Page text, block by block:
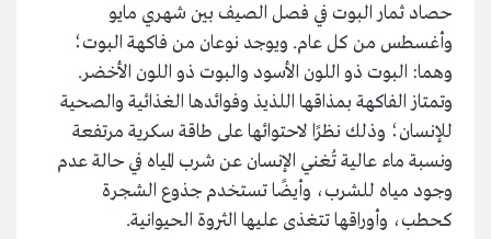
حصاد ثمار البوت في فصل الصيف بين شهري مايو
وأغسطس من كل عام. ويوجد نوعان من فاكهة البوت؛
وهما: البوت ذو اللون الأسود والبوت ذو اللون الأخضر.
وتمتاز الفاكهة بمذاقها اللذيذ وفوائدها الغذائية والصحية
للإنسان؛ وذلك نظرًا لاحتوائها على طاقة سكرية مرتفعة
ونسبة ماء عالية تُغني الإنسان عن شرب المياه في حالة عدم
وجود مياه للشرب، وأيضًا تستخدم جذوع الشجرة
كحطب، وأوراقها تتغذى عليها الثروة الحيوانية.